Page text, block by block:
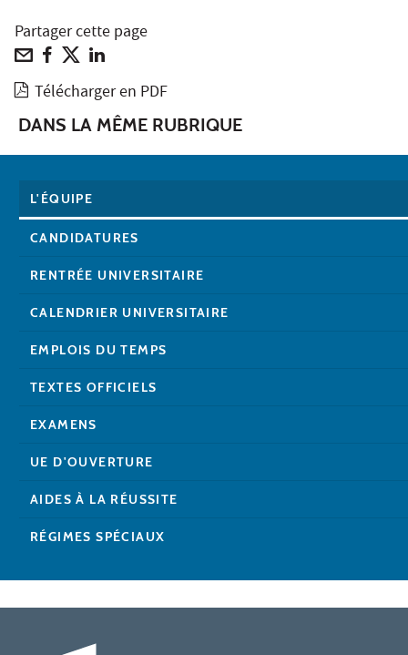
Partager cette page
Télécharger en PDF
DANS LA MÊME RUBRIQUE
L'ÉQUIPE
CANDIDATURES
RENTRÉE UNIVERSITAIRE
CALENDRIER UNIVERSITAIRE
EMPLOIS DU TEMPS
TEXTES OFFICIELS
EXAMENS
UE D'OUVERTURE
AIDES À LA RÉUSSITE
RÉGIMES SPÉCIAUX